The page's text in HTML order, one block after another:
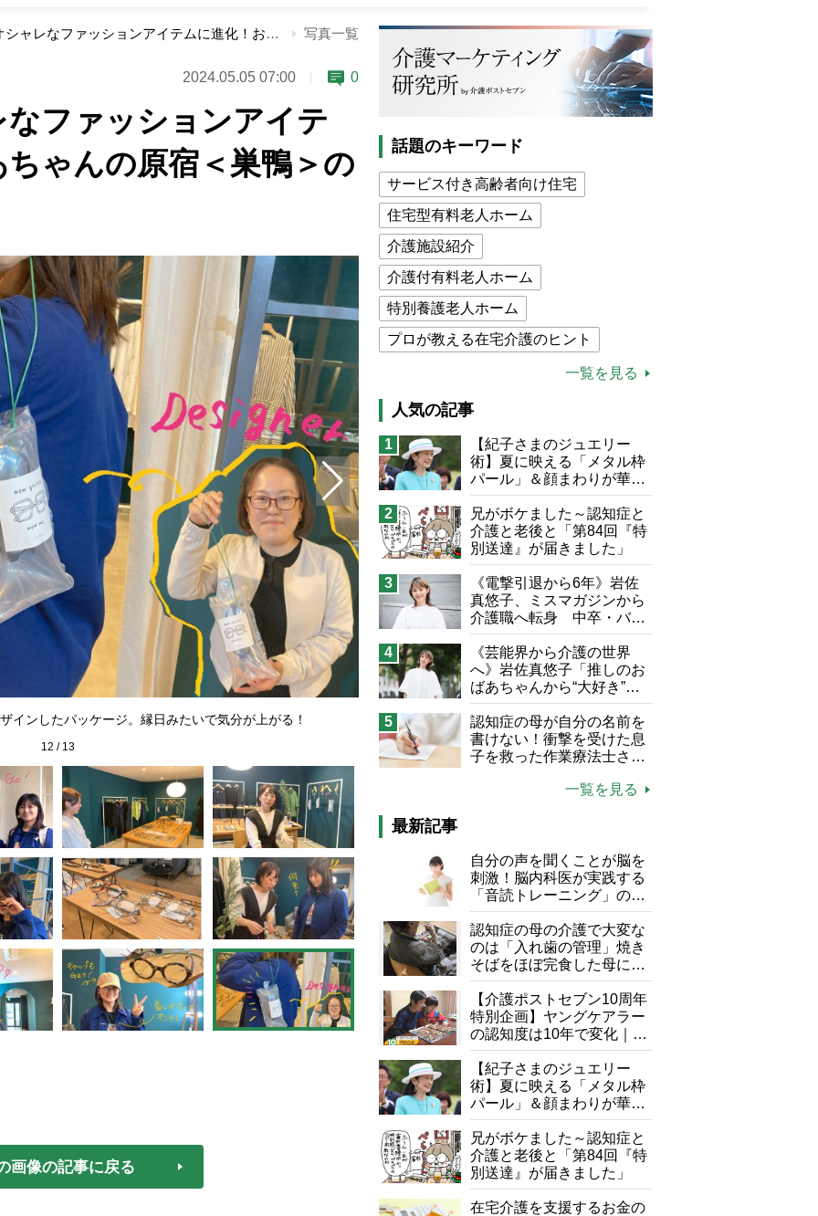
老眼鏡がオシャレなファッションアイテムに進化！おばあちゃんの原宿＜巣鴨＞の新スポット探訪 写真一覧
2024.05.05 07:00 0
ファッションアイテ
ゃんの原宿＜巣鴨＞の
インしたパッケージ。縁日みたいで気分が上がる！ 「えがお老眼鏡」スタッフのみなさん
12 / 13
画像の記事に戻る
話題のキーワード
サービス付き高齢者向け住宅
住宅型有料老人ホーム
介護施設紹介
介護付有料老人ホーム
特別養護老人ホーム
プロが教える在宅介護のヒント
介護食
高木ブー
ケアマネジャー
猫が母になつきません
息子の遠距離介護サバイバル術
兄がボケました
便利なサービス
予防法
一覧を見る
人気の記事
1
【紀子さまのジュエリー
術】夏に映える「メタル枠
パール」＆顔まわりが華や
ぐ「揺れる一粒」の使い分
け方
2
兄がボケました～認知症と
介護と老後と「第84回『特
別送達』が届きました」
3
《電撃引退から6年》岩佐
真悠子、ミスマガジンから
介護職へ転身 中卒・バイ
ト経験ゼロの彼女が見つけ
た“居場所”「社会の役に立
ちながら自分らしくいられ
る」
4
《芸能界から介護の世界
へ》岩佐真悠子「推しのお
ばあちゃんから“大好き”を
もらえる」理不尽さも吹き
飛ぶ“やりがい”、介護の現
場は「愛おしい」
5
認知症の母が自分の名前を
書けない！衝撃を受けた息
子を救った作業療法士さん
一覧を見る
最新記事
自分の声を聞くことが脳を
刺激！脳内科医が実践する
「音読トレーニング」の極
意
認知症の母の介護で大変な
のは「入れ歯の管理」焼き
そばをほぼ完食した母に息
子が血の気が引いた理由
【介護ポストセブン10周年
特別企画】ヤングケアラー
の認知度は10年で変化｜流
行語大賞にノミネート、法
律にも明記されたが果たし
て現在は？
【紀子さまのジュエリー
術】夏に映える「メタル枠
パール」＆顔まわりが華や
ぐ「揺れる一粒」の使い分
け方
兄がボケました～認知症と
介護と老後と「第84回『特
別送達』が届きました」
在宅介護を支援するお金の